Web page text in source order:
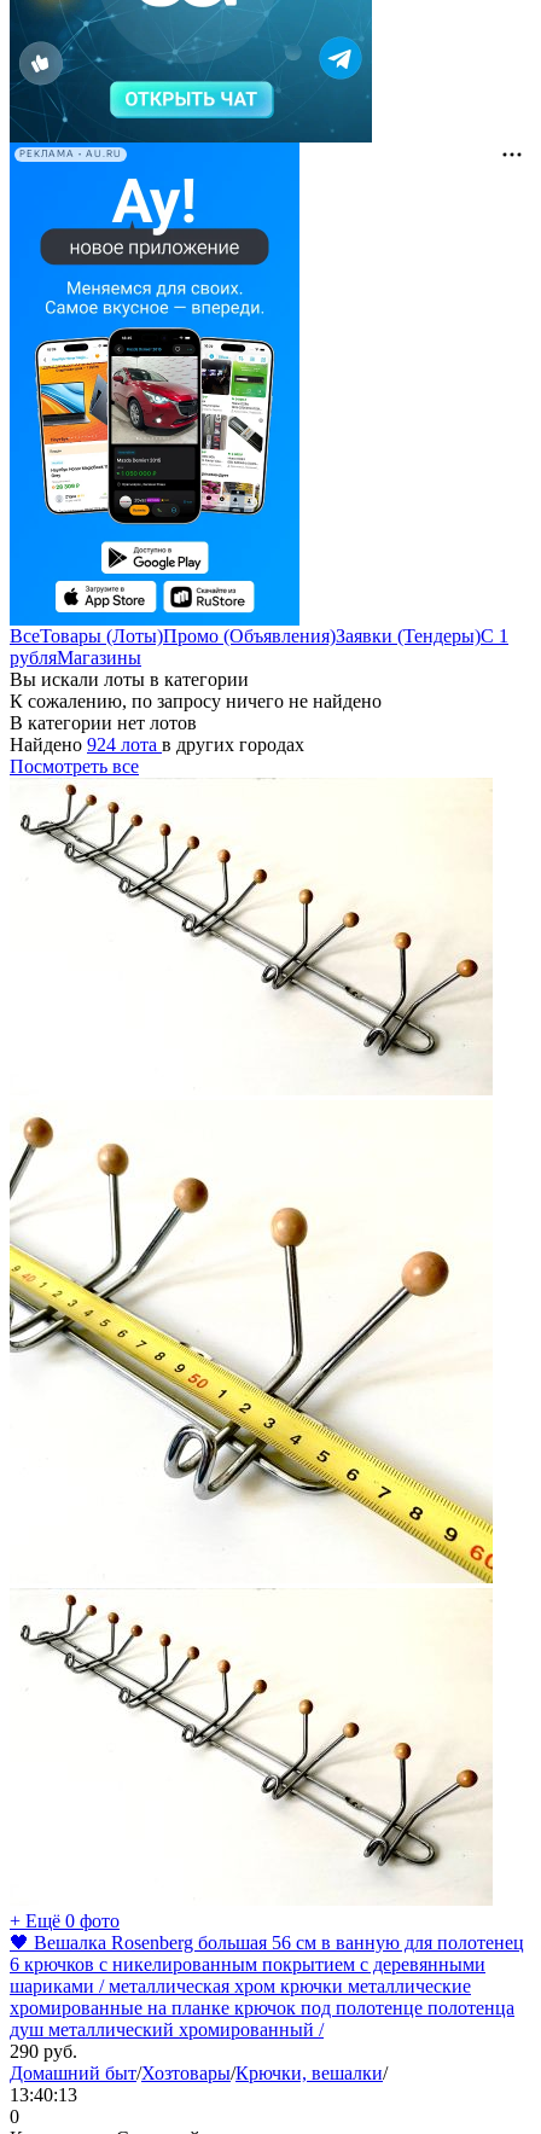
РЕКЛАМА • AU.RU
ВсеТовары (Лоты)Промо (Объявления)Заявки (Тендеры)С 1
рубляМагазины
Вы искали лоты в категории
К сожалению, по запросу ничего не найдено
В категории нет лотов
Найдено 924 лота в других городах
Посмотреть все
+ Ещё 0 фото
🖤 Вешалка Rosenberg большая 56 см в ванную для полотенец
6 крючков с никелированным покрытием с деревянными
шариками / металлическая хром крючки металлические
хромированные на планке крючок под полотенце полотенца
душ металлический хромированный /
290 руб.
Домашний быт/Хозтовары/Крючки, вешалки/
13:40:13
0